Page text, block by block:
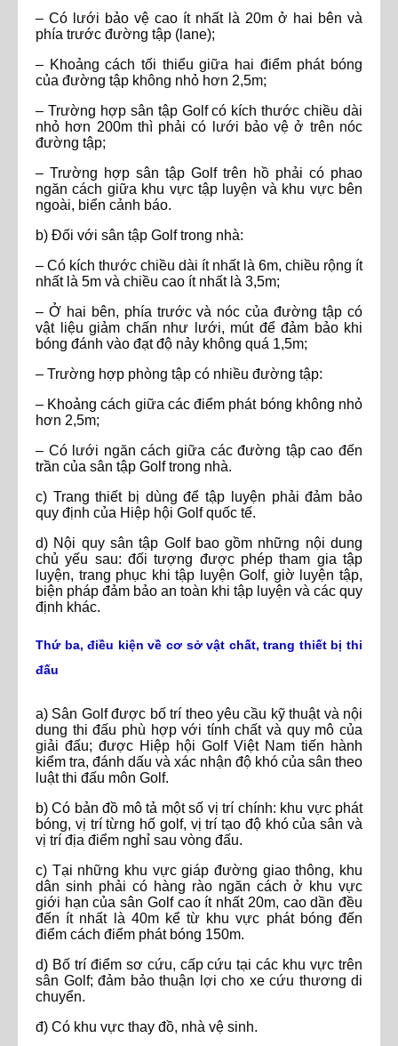
– Có lưới bảo vệ cao ít nhất là 20m ở hai bên và
phía trước đường tập (lane);
– Khoảng cách tối thiểu giữa hai điểm phát bóng
của đường tập không nhỏ hơn 2,5m;
– Trường hợp sân tập Golf có kích thước chiều dài
nhỏ hơn 200m thì phải có lưới bảo vệ ở trên nóc
đường tập;
– Trường hợp sân tập Golf trên hồ phải có phao
ngăn cách giữa khu vực tập luyện và khu vực bên
ngoài, biển cảnh báo.
b) Đối với sân tập Golf trong nhà:
– Có kích thước chiều dài ít nhất là 6m, chiều rộng ít
nhất là 5m và chiều cao ít nhất là 3,5m;
– Ở hai bên, phía trước và nóc của đường tập có
vật liệu giảm chấn như lưới, mút để đảm bảo khi
bóng đánh vào đạt độ nảy không quá 1,5m;
– Trường hợp phòng tập có nhiều đường tập:
– Khoảng cách giữa các điểm phát bóng không nhỏ
hơn 2,5m;
– Có lưới ngăn cách giữa các đường tập cao đến
trần của sân tập Golf trong nhà.
c) Trang thiết bị dùng để tập luyện phải đảm bảo
quy định của Hiệp hội Golf quốc tế.
d) Nội quy sân tập Golf bao gồm những nội dung
chủ yếu sau: đối tượng được phép tham gia tập
luyện, trang phục khi tập luyện Golf, giờ luyện tập,
biện pháp đảm bảo an toàn khi tập luyện và các quy
định khác.
Thứ ba, điều kiện về cơ sở vật chất, trang thiết bị thi
đấu
a) Sân Golf được bố trí theo yêu cầu kỹ thuật và nội
dung thi đấu phù hợp với tính chất và quy mô của
giải đấu; được Hiệp hội Golf Việt Nam tiến hành
kiểm tra, đánh dấu và xác nhận độ khó của sân theo
luật thi đấu môn Golf.
b) Có bản đồ mô tả một số vị trí chính: khu vực phát
bóng, vị trí từng hố golf, vị trí tạo độ khó của sân và
vị trí địa điểm nghỉ sau vòng đấu.
c) Tại những khu vực giáp đường giao thông, khu
dân sinh phải có hàng rào ngăn cách ở khu vực
giới hạn của sân Golf cao ít nhất 20m, cao dần đều
đến ít nhất là 40m kể từ khu vực phát bóng đến
điểm cách điểm phát bóng 150m.
d) Bố trí điểm sơ cứu, cấp cứu tại các khu vực trên
sân Golf; đảm bảo thuận lợi cho xe cứu thương di
chuyển.
đ) Có khu vực thay đồ, nhà vệ sinh.